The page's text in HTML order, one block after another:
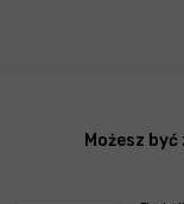
Możesz